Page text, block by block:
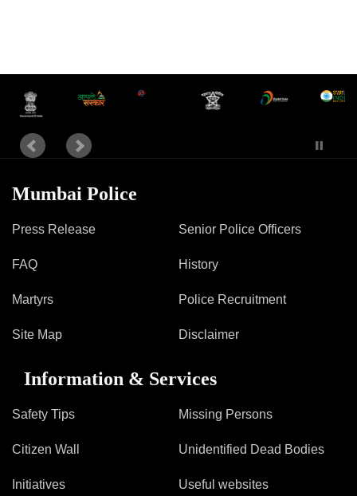
Mumbai Police
Press Release
FAQ
Martyrs
Site Map
Senior Police Officers
History
Police Recruitment
Disclaimer
Information & Services
Safety Tips
Citizen Wall
Initiatives
Missing Persons
Unidentified Dead Bodies
Useful websites